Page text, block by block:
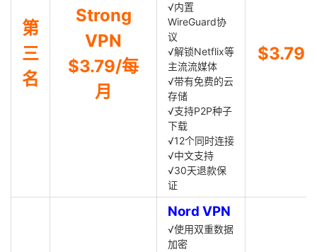
第
三
名
Strong
VPN
$3.79/每
月
√内置
WireGuard协
议
√解锁Netflix等
主流流媒体
√带有免费的云
存储
√支持P2P种子
下载
√12个同时连接
√中文支持
√30天退款保
证
$3.79
Nord VPN
√使用双重数据
加密